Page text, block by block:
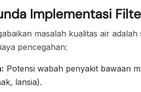
Implementasi
masalah kualitas air
pencegahan:
Potensi wabah penyakit bawaan
lansia).